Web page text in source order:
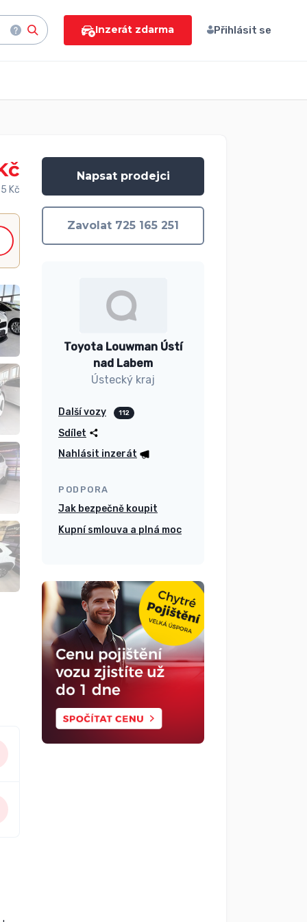
Inzerát zdarma Přihlásit se
Kč
Napsat prodejci
Zavolat 725 165 251
Toyota Louwman Ústí
nad Labem
Ústecký kraj
Další vozy 112
Sdílet
Nahlásit inzerát
PODPORA
Jak bezpečně koupit
Kupní smlouva a plná moc